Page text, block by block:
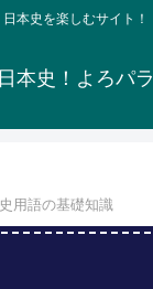
日本史を楽しむサイト！
日本史！よろパラ
用語の基礎知識